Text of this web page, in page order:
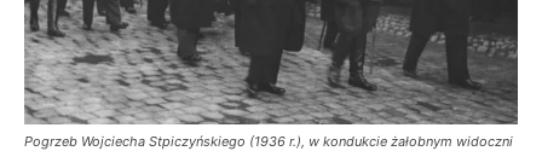
Pogrzeb Wojciecha Stpiczyńskiego (1936 r.), w kondukcie żałobnym widoczni